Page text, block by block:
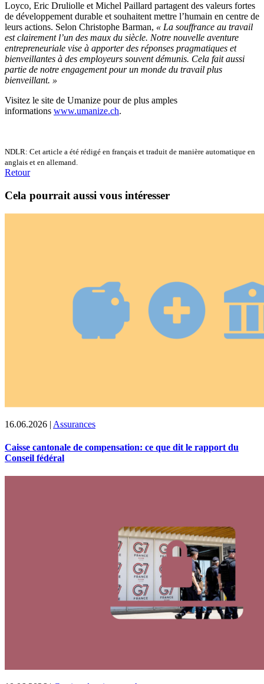
Loyco, Eric Druliolle et Michel Paillard partagent des valeurs fortes
de développement durable et souhaitent mettre l’humain en centre de
leurs actions. Selon Christophe Barman, « La souffrance au travail
est clairement l’un des maux du siècle. Notre nouvelle aventure
entrepreneuriale vise à apporter des réponses pragmatiques et
bienveillantes à des employeurs souvent démunis. Cela fait aussi
partie de notre engagement pour un monde du travail plus
bienveillant. »
Visitez le site de Umanize pour de plus amples
informations www.umanize.ch.
NDLR: Cet article a été rédigé en français et traduit de manière automatique en
anglais et en allemand.
Retour
Cela pourrait aussi vous intéresser
16.06.2026 | Assurances
Caisse cantonale de compensation: ce que dit le rapport du
Conseil fédéral